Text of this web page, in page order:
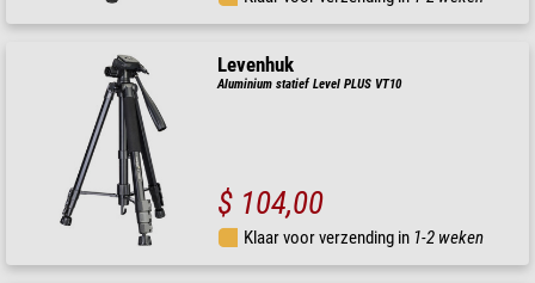
Levenhuk
Aluminium statief Level PLUS VT10
$ 104,00
Klaar voor verzending in 1-2 weken